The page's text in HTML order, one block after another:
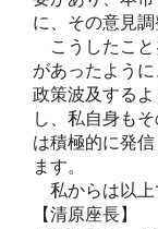
に、その意見
こうしたこと
があったよう
政策波及する
し、私自身も
は積極的に発
ます。
私からは以上
【清原座長】